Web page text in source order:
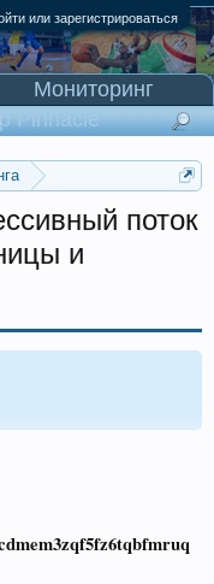
или зарегистрироваться
поток
и
Мониторинг
Pinnacle